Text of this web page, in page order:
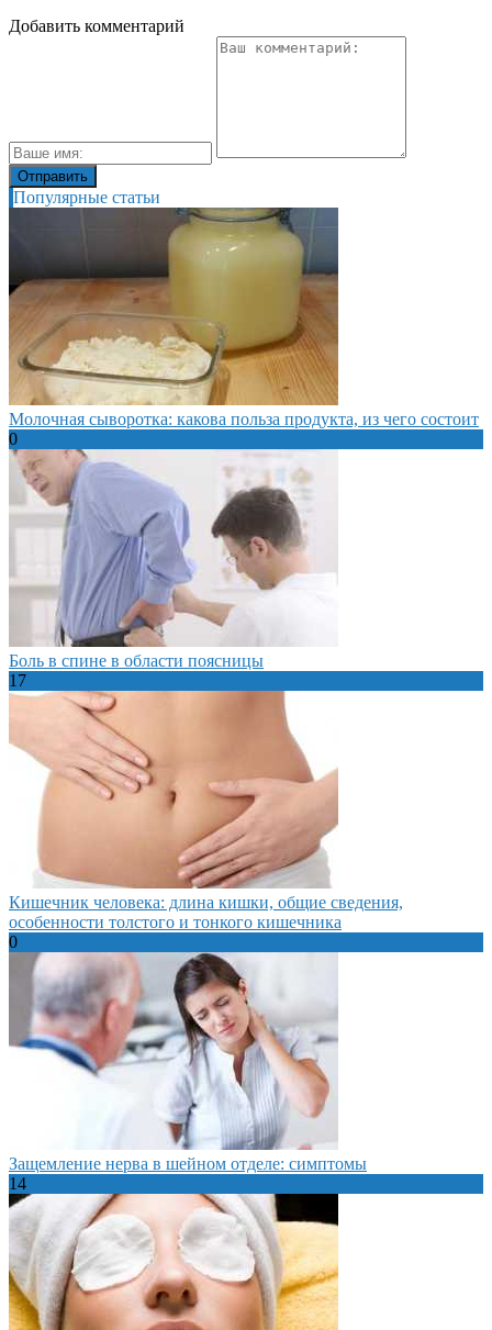
Добавить комментарий
Популярные статьи
Молочная сыворотка: какова польза продукта, из чего состоит
0
Боль в спине в области поясницы
17
Кишечник человека: длина кишки, общие сведения,
особенности толстого и тонкого кишечника
0
Защемление нерва в шейном отделе: симптомы
14